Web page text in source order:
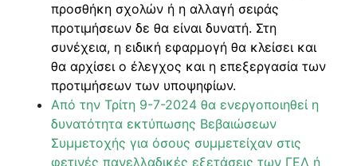
προσθήκη σχολών ή η αλλαγή σειράς
προτιμήσεων δε θα είναι δυνατή. Στη
συνέχεια, η ειδική εφαρμογή θα κλείσει και
θα αρχίσει ο έλεγχος και η επεξεργασία των
προτιμήσεων των υποψηφίων.
Από την Τρίτη 9-7-2024 θα ενεργοποιηθεί η
δυνατότητα εκτύπωσης Βεβαιώσεων
Συμμετοχής για όσους συμμετείχαν στις
φετινές πανελλαδικές εξετάσεις των ΓΕΛ ή